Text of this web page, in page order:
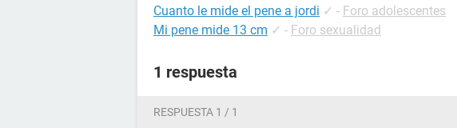
Cuanto le mide el pene a jordi ✓ - Foro adolescentes
Mi pene mide 13 cm ✓ - Foro sexualidad
1 respuesta
RESPUESTA 1 / 1